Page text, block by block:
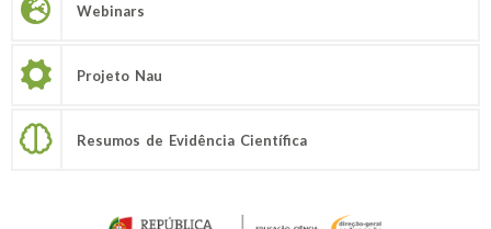
Webinars
Projeto Nau
Resumos de Evidência Científica